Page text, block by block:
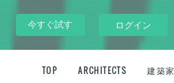
今すぐ試す ログイン
TOP ARCHITECTS 建築